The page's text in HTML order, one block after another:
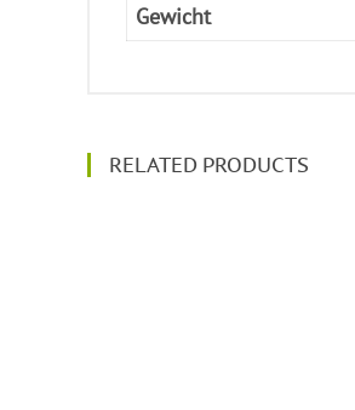
Gewicht
RELATED PRODUCTS